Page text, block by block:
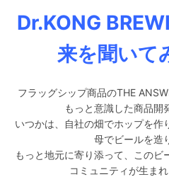
Dr.KONG
来を聞いて
フラッグシップ商品のTHE
もっと意識した商品開
いつかは、自社の畑でホップを作
母でビールを造
もっと地元に寄り添って、このビ
コミュニティが生ま